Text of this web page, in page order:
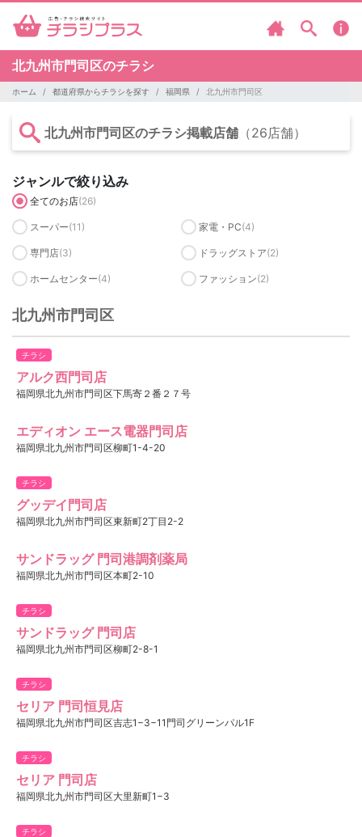
北九州市門司区のチラシ
ホーム 都道府県からチラシを探す 福岡県 北九州市門司区
北九州市門司区のチラシ掲載店舗 （26店舗）
ジャンルで絞り込み
全てのお店(26)
スーパー(11) 家電・PC(4)
専門店(3) ドラッグストア(2)
ホームセンター(4) ファッション(2)
北九州市門司区
チラシ
アルク西門司店
福岡県北九州市門司区下馬寄２番２７号
エディオン エース電器門司店
福岡県北九州市門司区柳町1-4-20
チラシ
グッデイ門司店
福岡県北九州市門司区東新町2丁目2-2
サンドラッグ 門司港調剤薬局
福岡県北九州市門司区本町2-10
チラシ
サンドラッグ 門司店
福岡県北九州市門司区柳町2-8-1
チラシ
セリア 門司恒見店
福岡県北九州市門司区吉志1−3−11門司グリーンパル1F
チラシ
セリア 門司店
福岡県北九州市門司区大里新町1−3
チラシ